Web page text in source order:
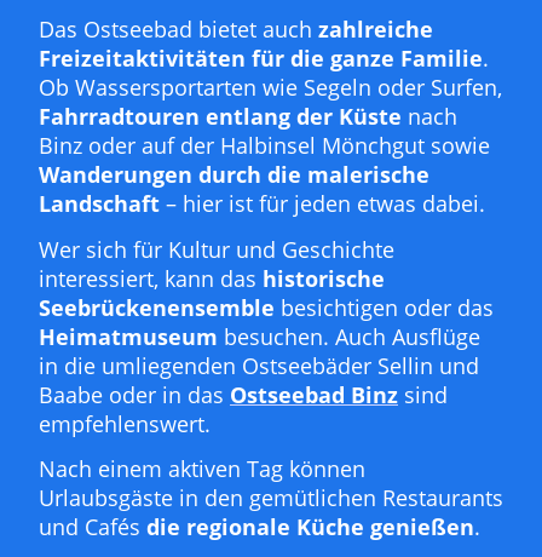
Das Ostseebad bietet auch zahlreiche
Freizeitaktivitäten für die ganze Familie.
Ob Wassersportarten wie Segeln oder Surfen,
Fahrradtouren entlang der Küste nach
Binz oder auf der Halbinsel Mönchgut sowie
Wanderungen durch die malerische
Landschaft – hier ist für jeden etwas dabei.
Wer sich für Kultur und Geschichte
interessiert, kann das historische
Seebrückenensemble besichtigen oder das
Heimatmuseum besuchen. Auch Ausflüge
in die umliegenden Ostseebäder Sellin und
Baabe oder in das Ostseebad Binz sind
empfehlenswert.
Nach einem aktiven Tag können
Urlaubsgäste in den gemütlichen Restaurants
und Cafés die regionale Küche genießen.